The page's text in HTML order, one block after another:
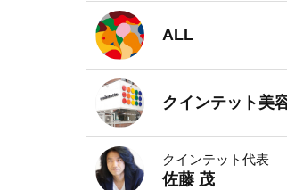
ALL
クインテット美
クインテット代表
佐藤 茂